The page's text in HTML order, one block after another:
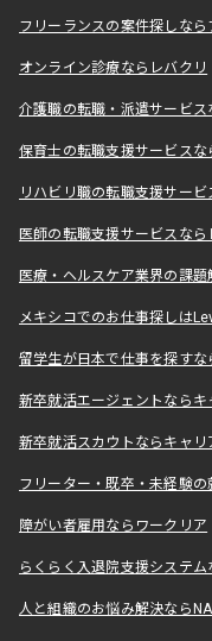
フリーランスの案件探しな
オンライン診療ならレバクリ
介護職の転職・派遣サービ
保育士の転職支援サービスな
リハビリ職の転職支援サー
医師の転職支援サービスな
医療・ヘルスケア業界の課
メキシコでのお仕事探しは
留学生が日本で仕事を探すな
新卒就活エージェントなら
新卒就活スカウトならキャ
フリーター・既卒・未経験
障がい者雇用ならワークリア
らくらく入退院支援システム
人と組織のお悩み解決なら